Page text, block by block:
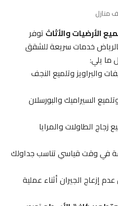
والأثاثتوفر
خدمات سريعة للشقق
يلي:
وتلميع النجف
السيراميك والبورسلان
الطاولات والمرايا
وقت قياسي تناسب جداولك
الجيران أثناء عملية